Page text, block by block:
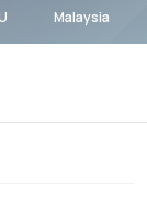
Malaysia